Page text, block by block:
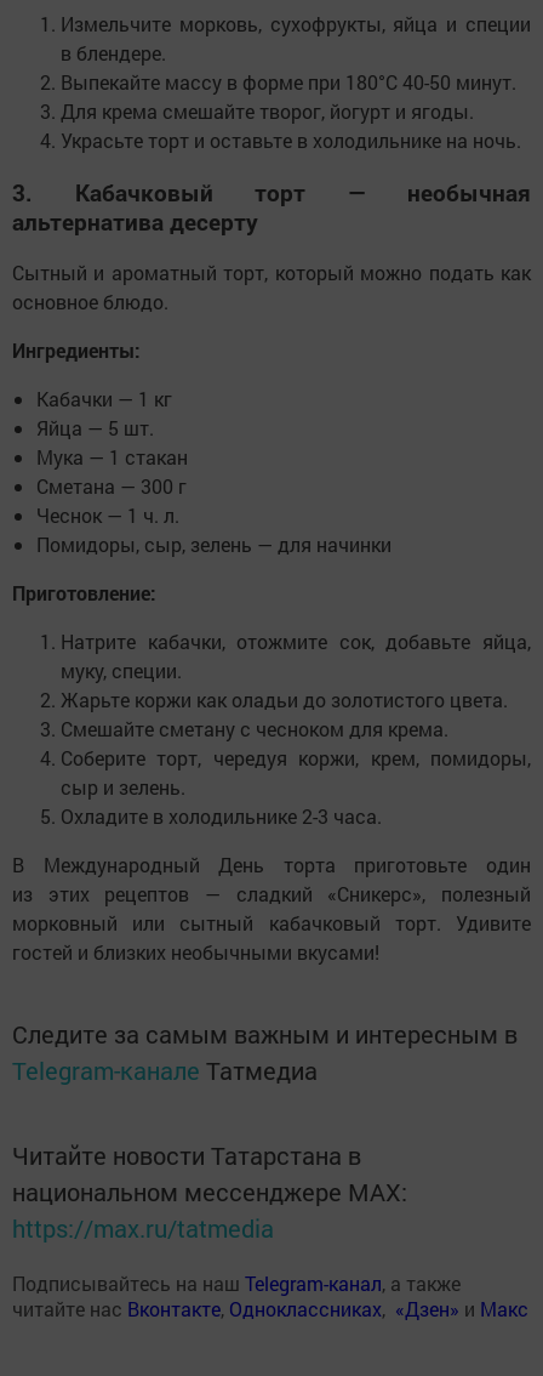
Измельчите морковь, сухофрукты, яйца и специи
в блендере.
Выпекайте массу в форме при 180°C 40-50 минут.
Для крема смешайте творог, йогурт и ягоды.
Украсьте торт и оставьте в холодильнике на ночь.
3. Кабачковый торт — необычная
альтернатива десерту
Сытный и ароматный торт, который можно подать как
основное блюдо.
Ингредиенты:
Кабачки — 1 кг
Яйца — 5 шт.
Мука — 1 стакан
Сметана — 300 г
Чеснок — 1 ч. л.
Помидоры, сыр, зелень — для начинки
Приготовление:
Натрите кабачки, отожмите сок, добавьте яйца,
муку, специи.
Жарьте коржи как оладьи до золотистого цвета.
Смешайте сметану с чесноком для крема.
Соберите торт, чередуя коржи, крем, помидоры,
сыр и зелень.
Охладите в холодильнике 2-3 часа.
В Международный День торта приготовьте один
из этих рецептов — сладкий «Сникерс», полезный
морковный или сытный кабачковый торт. Удивите
гостей и близких необычными вкусами!
Следите за самым важным и интересным в
Telegram-канале Татмедиа
Читайте новости Татарстана в
национальном мессенджере MАХ:
https://max.ru/tatmedia
Подписывайтесь на наш Telegram-канал, а также
читайте нас Вконтакте, Одноклассниках, «Дзен» и Макс